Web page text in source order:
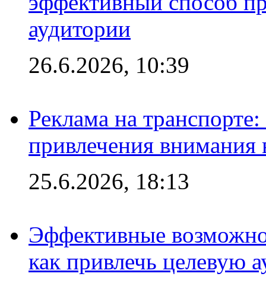
аудитории
26.6.2026, 10:39
Реклама на
привлечения внимания
25.6.2026, 18:13
Эффективные
как привлечь целевую